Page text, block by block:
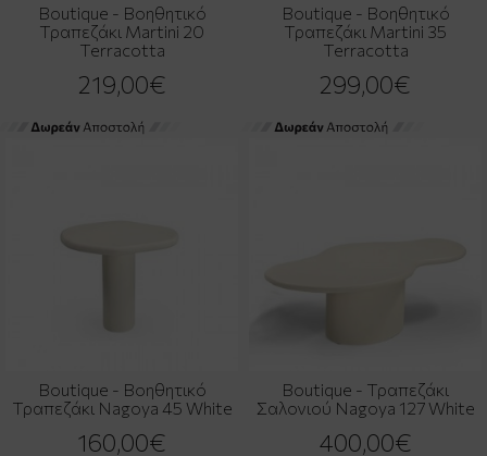
Boutique - Βοηθητικό
Τραπεζάκι Martini 20
Terracotta
219,00€
Boutique - Βοηθητικό
Τραπεζάκι Martini 35
Terracotta
299,00€
Boutique - Βοηθητικό
Τραπεζάκι Nagoya 45 White
160,00€
Boutique - Τραπεζάκι
Σαλονιού Nagoya 127 White
400,00€